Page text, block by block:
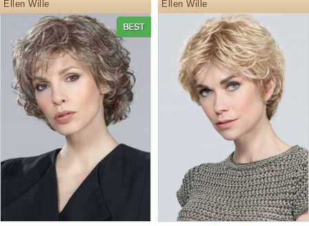
Ellen Wille Ellen Wille